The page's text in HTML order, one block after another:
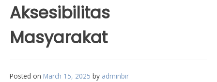
Aksesibilitas
Masyarakat
Posted on March 15, 2025 by adminbir